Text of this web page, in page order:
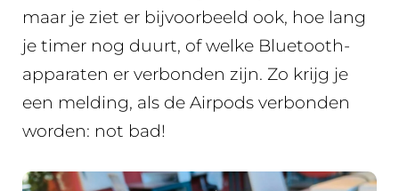
maar je ziet er bijvoorbeeld ook, hoe lang
je timer nog duurt, of welke Bluetooth-
apparaten er verbonden zijn. Zo krijg je
een melding, als de Airpods verbonden
worden: not bad!